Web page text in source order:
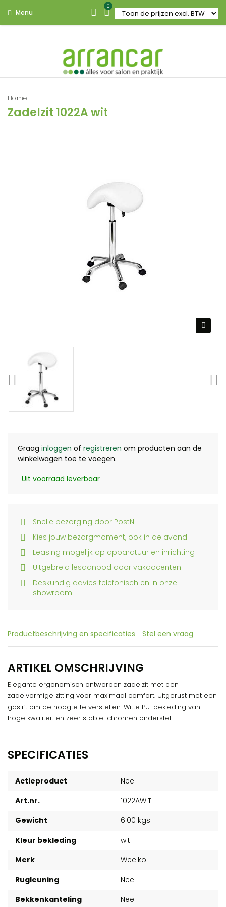
Menu
0
Home
Zadelzit 1022A wit
Graag inloggen of registreren om producten aan de
winkelwagen toe te voegen.
Uit voorraad leverbaar
Snelle bezorging door PostNL
Kies jouw bezorgmoment, ook in de avond
Leasing mogelijk op apparatuur en inrichting
Uitgebreid lesaanbod door vakdocenten
Deskundig advies telefonisch en in onze
showroom
Productbeschrijving en specificaties Stel een vraag
ARTIKEL OMSCHRIJVING
Elegante ergonomisch ontworpen zadelzit met een
zadelvormige zitting voor maximaal comfort. Uitgerust met een
gaslift om de hoogte te verstellen. Witte PU-bekleding van
hoge kwaliteit en zeer stabiel chromen onderstel.
SPECIFICATIES
Actieproduct
Nee
Art.nr.
1022AWIT
Gewicht
6.00 kgs
Kleur bekleding
wit
Merk
Weelko
Rugleuning
Nee
Bekkenkanteling
Nee